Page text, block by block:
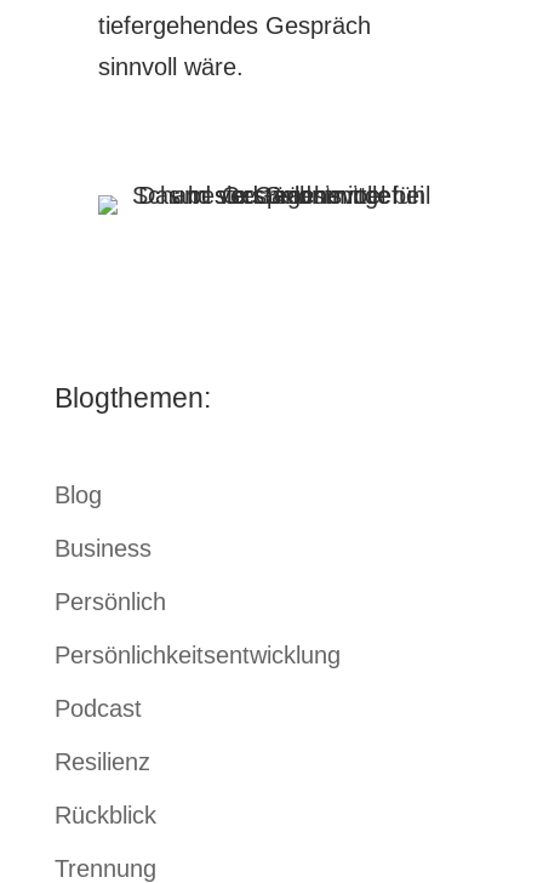
tiefergehendes Gespräch
sinnvoll wäre.
Blogthemen:
Blog
Business
Persönlich
Persönlichkeitsentwicklung
Podcast
Resilienz
Rückblick
Trennung